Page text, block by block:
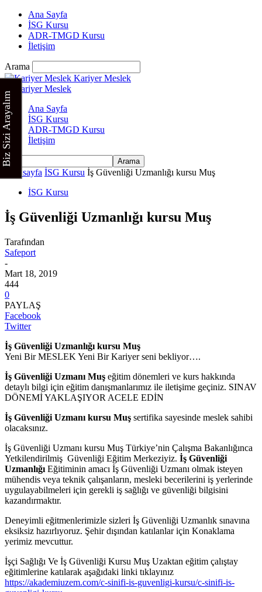
Ana Sayfa
İSG Kursu
ADR-TMGD Kursu
İletişim
Arama
Kariyer Meslek
Ana Sayfa
İSG Kursu
ADR-TMGD Kursu
İletişim
Ana sayfa İSG Kursu İş Güvenliği Uzmanlığı kursu Muş
İSG Kursu
İş Güvenliği Uzmanlığı kursu Muş
Tarafından
Safeport
-
Mart 18, 2019
444
0
PAYLAŞ
Facebook
Twitter
İş Güvenliği Uzmanlığı kursu Muş
Yeni Bir MESLEK Yeni Bir Kariyer seni bekliyor….
İş Güvenliği Uzmanı Muş eğitim dönemleri ve kurs hakkında
detaylı bilgi için eğitim danışmanlarımız ile iletişime geçiniz. SINAV
DÖNEMİ YAKLAŞIYOR ACELE EDİN
İş Güvenliği Uzmanı kursu Muş sertifika sayesinde meslek sahibi
olacaksınız.
İş Güvenliği Uzmanı kursu Muş Türkiye’nin Çalışma Bakanlığınca
Yetkilendirilmiş Güvenliği Eğitim Merkeziyiz. İş Güvenliği
Uzmanlığı Eğitiminin amacı İş Güvenliği Uzmanı olmak isteyen
mühendis veya teknik çalışanların, mesleki becerilerini iş yerlerinde
uygulayabilmeleri için gerekli iş sağlığı ve güvenliği bilgisini
kazandırmaktır.
Deneyimli eğitmenlerimizle sizleri İş Güvenliği Uzmanlık sınavına
eksiksiz hazırlıyoruz. Şehir dışından katılanlar için Konaklama
yerimiz mevcuttur.
İşçi Sağlığı Ve İş Güvenliği Kursu Muş Uzaktan eğitim çalıştay
eğitimlerine katılarak aşağıdaki linki tıklayınız
https://akademiuzem.com/c-sinifi-is-guvenligi-kursu/c-sinifi-is-
Biz Sizi Arayalım